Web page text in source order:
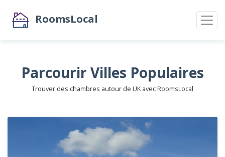
RoomsLocal
Parcourir Villes Populaires
Trouver des chambres autour de UK avec RoomsLocal